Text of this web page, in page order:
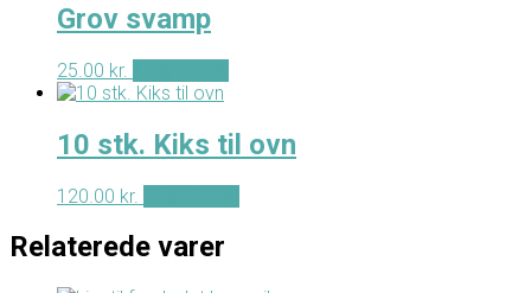
Grov svamp
25.00 kr.
10 stk. Kiks til ovn
120.00 kr.
Relaterede varer